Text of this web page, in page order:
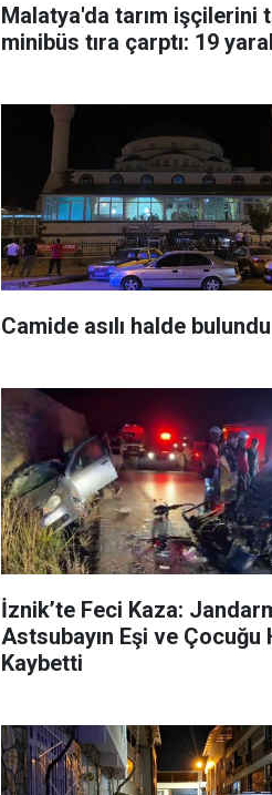
Malatya'da tarım işçilerini
minibüs tıra çarptı: 19
Camide asılı halde bulundu
İznik’te Feci Kaza:
Astsubayın Eşi ve Çocuğu
Kaybetti